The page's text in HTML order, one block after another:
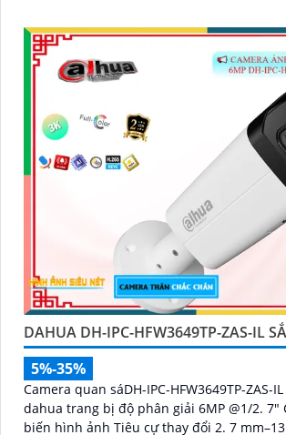
DAHUA DH-IPC-HFW3649TP-ZAS-IL
5%-35%
Camera quan sáDH-IPC-HFW3649TP-ZAS-
dahua trang bị độ phân giải 6MP @1/2. 7"
biến hình ảnh Tiêu cự thay đổi 2. 7